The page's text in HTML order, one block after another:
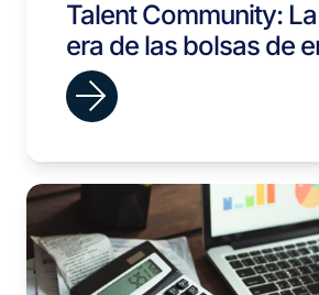
Talent Community:
era de las bolsas de